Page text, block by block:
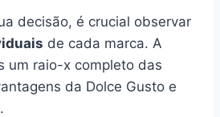
decisão, é crucial observar
de cada marca. A
um raio-x completo das
da Dolce Gusto e